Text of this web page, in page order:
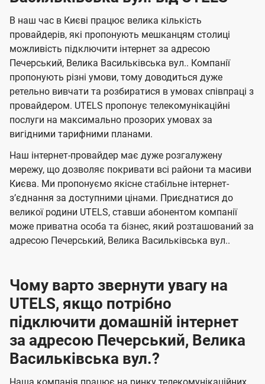
м
п
а
н
і
ї
U
t
e
l
s
о
т
е
л
е
б
а
ч
е
н
н
я
н
я
е
н
н
я
м
о
т
е
л
е
б
а
ч
н
н
я
е
н
н
я
м
В наш час в Києві працює велика кількість
провайдерів, які пропонують мешканцям столиці
можливість підключити інтернет за адресою
Печерський, Велика Васильківська вул.. Компанії
пропонують різні умови, тому доводиться дуже
ретельно вивчати та розбиратися в умовах співпраці з
провайдером. UTELS пропонує телекомунікаційні
послуги на максимально прозорих умовах за
вигідними тарифними планами.
Наш інтернет-провайдер має дуже розгалужену
мережу, що дозволяє покривати всі райони та масиви
Києва. Ми пропонуємо якісне стабільне інтернет-
зʼєднання за доступними цінами. Приєднатися до
великої родини UTELS, ставши абонентом компанії
може приватна особа та бізнес, який розташований за
адресою Печерський, Велика Васильківська вул..
Чому варто звернути увагу на
UTELS, якщо потрібно
підключити домашній інтернет
за адресою Печерський, Велика
Васильківська вул.?